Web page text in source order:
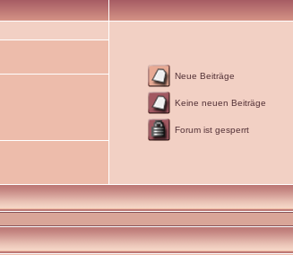
Neue Beiträge
Keine neuen Beiträge
Forum ist gesperrt